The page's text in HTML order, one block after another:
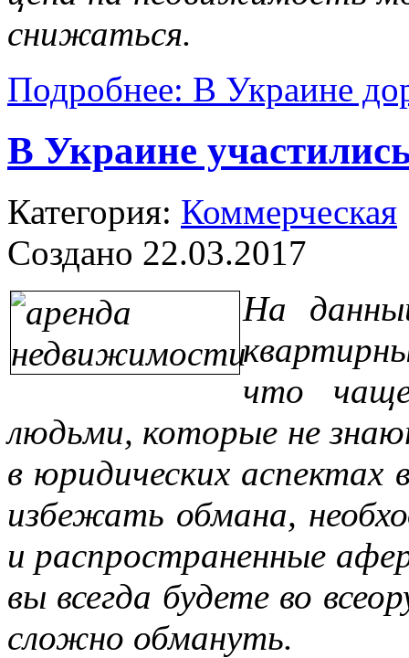
снижаться.
Подробнее: В Украине
В Украине
Категория: Коммерческая
Создано 22.03.2017
На
что
людьми, которые не
в юридических
избежать обмана,
и распространенные
вы всегда будете во
сложно обмануть.